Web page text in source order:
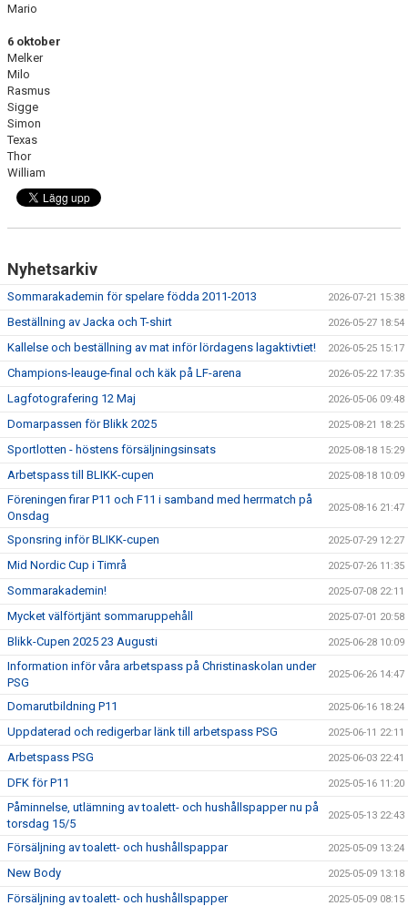
Mario
6 oktober
Melker
Milo
Rasmus
Sigge
Simon
Texas
Thor
William
Nyhetsarkiv
Sommarakademin för spelare födda 2011-2013 2026-07-21 15:38
Beställning av Jacka och T-shirt 2026-05-27 18:54
Kallelse och beställning av mat inför lördagens lagaktivtiet! 2026-05-25 15:17
Champions-leauge-final och käk på LF-arena 2026-05-22 17:35
Lagfotografering 12 Maj 2026-05-06 09:48
Domarpassen för Blikk 2025 2025-08-21 18:25
Sportlotten - höstens försäljningsinsats 2025-08-18 15:29
Arbetspass till BLIKK-cupen 2025-08-18 10:09
Föreningen firar P11 och F11 i samband med herrmatch på
Onsdag
2025-08-16 21:47
Sponsring inför BLIKK-cupen 2025-07-29 12:27
Mid Nordic Cup i Timrå 2025-07-26 11:35
Sommarakademin! 2025-07-08 22:11
Mycket välförtjänt sommaruppehåll 2025-07-01 20:58
Blikk-Cupen 2025 23 Augusti 2025-06-28 10:09
Information inför våra arbetspass på Christinaskolan under
PSG
2025-06-26 14:47
Domarutbildning P11 2025-06-16 18:24
Uppdaterad och redigerbar länk till arbetspass PSG 2025-06-11 22:11
Arbetspass PSG 2025-06-03 22:41
DFK för P11 2025-05-16 11:20
Påminnelse, utlämning av toalett- och hushållspapper nu på
torsdag 15/5
2025-05-13 22:43
Försäljning av toalett- och hushållspappar 2025-05-09 13:24
New Body 2025-05-09 13:18
Försäljning av toalett- och hushållspapper 2025-05-09 08:15